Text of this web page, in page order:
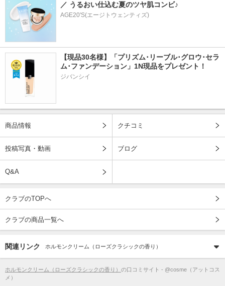
／ うるおい仕込む夏のツヤ肌コンビ♪
AGE20'S(エージトウェンティズ)
【現品30名様】「プリズム･リーブル･グロウ･セラ
ジバンシイ
商品情報 クチコミ
投稿写真・動画 ブログ
Q&A
クラブのTOPへ
クラブの商品一覧へ
関連リンク ホルモンクリーム（ローズクラシックの香り）
ホルモンクリーム（ローズクラシックの香り） の口コミサイト - @cosme（アットコス
メ）